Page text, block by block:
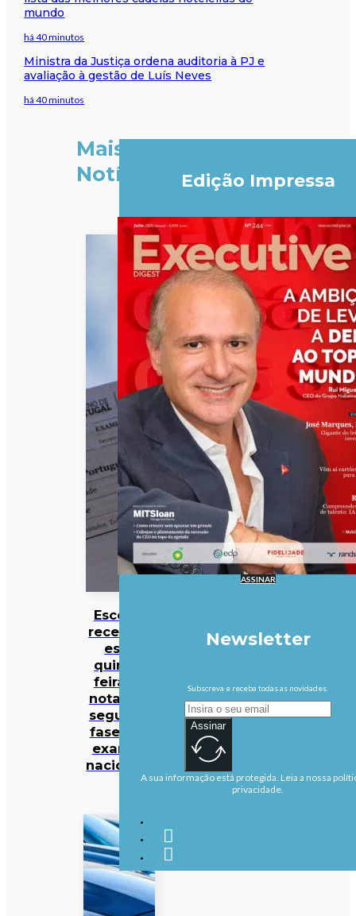
mundo
há 40 minutos
Ministra da Justiça ordena auditoria à PJ e
avaliação à gestão de Luís Neves
há 40 minutos
Mais
Notícias
Escolas
recebem
esta
quinta-
feira as
notas da
segunda
fase dos
exames
nacionais
Edição Impressa
ASSINAR
Newsletter
Subscreva e receba todas as novidades.
Assinar
A sua informação está protegida. Leia a nossa
privacidade.